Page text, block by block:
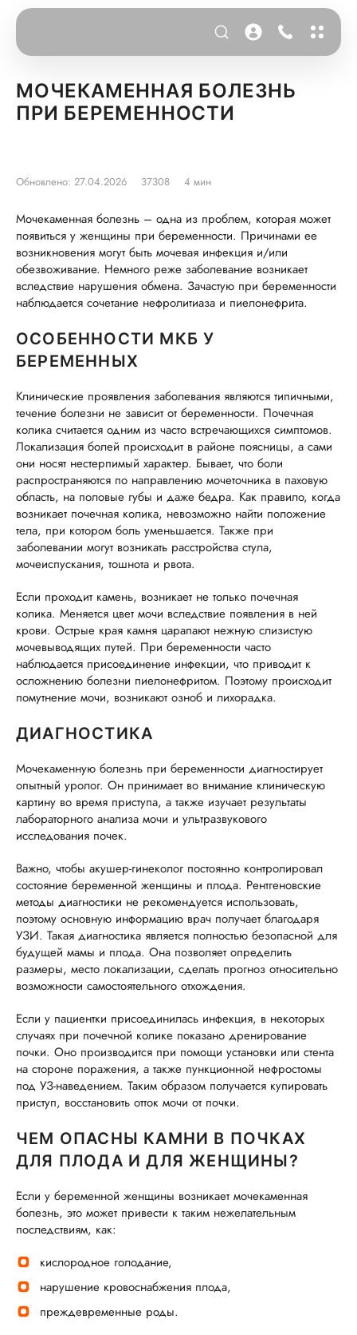
МОЧЕКАМЕННАЯ БОЛЕЗНЬ
ПРИ БЕРЕМЕННОСТИ
Обновлено: 27.04.2026 37308 4 мин
Мочекаменная болезнь – одна из проблем, которая может
появиться у женщины при беременности. Причинами ее
возникновения могут быть мочевая инфекция и/или
обезвоживание. Немного реже заболевание возникает
вследствие нарушения обмена. Зачастую при беременности
наблюдается сочетание нефролитиаза и пиелонефрита.
ОСОБЕННОСТИ МКБ У
БЕРЕМЕННЫХ
Клинические проявления заболевания являются типичными,
течение болезни не зависит от беременности. Почечная
колика считается одним из часто встречающихся симптомов.
Локализация болей происходит в районе поясницы, а сами
они носят нестерпимый характер. Бывает, что боли
распространяются по направлению мочеточника в паховую
область, на половые губы и даже бедра. Как правило, когда
возникает почечная колика, невозможно найти положение
тела, при котором боль уменьшается. Также при
заболевании могут возникать расстройства стула,
мочеиспускания, тошнота и рвота.
Если проходит камень, возникает не только почечная
колика. Меняется цвет мочи вследствие появления в ней
крови. Острые края камня царапают нежную слизистую
мочевыводящих путей. При беременности часто
наблюдается присоединение инфекции, что приводит к
осложнению болезни пиелонефритом. Поэтому происходит
помутнение мочи, возникают озноб и лихорадка.
ДИАГНОСТИКА
Мочекаменную болезнь при беременности диагностирует
опытный уролог. Он принимает во внимание клиническую
картину во время приступа, а также изучает результаты
лабораторного анализа мочи и ультразвукового
исследования почек.
Важно, чтобы акушер-гинеколог постоянно контролировал
состояние беременной женщины и плода. Рентгеновские
методы диагностики не рекомендуется использовать,
поэтому основную информацию врач получает благодаря
УЗИ. Такая диагностика является полностью безопасной для
будущей мамы и плода. Она позволяет определить
размеры, место локализации, сделать прогноз относительно
возможности самостоятельного отхождения.
Если у пациентки присоединилась инфекция, в некоторых
случаях при почечной колике показано дренирование
почки. Оно производится при помощи установки или стента
на стороне поражения, а также пункционной нефростомы
под УЗ-наведением. Таким образом получается купировать
приступ, восстановить отток мочи от почки.
ЧЕМ ОПАСНЫ КАМНИ В ПОЧКАХ
ДЛЯ ПЛОДА И ДЛЯ ЖЕНЩИНЫ?
Если у беременной женщины возникает мочекаменная
болезнь, это может привести к таким нежелательным
последствиям, как:
кислородное голодание,
нарушение кровоснабжения плода,
преждевременные роды.